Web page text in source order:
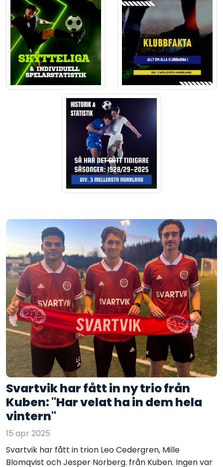
Svartvik har fått in ny trio från
Kuben: "Har velat ha in dem hela
vintern"
15 apr 2025
Svartvik har fått in trion Leo Cedergren, Mille
Blomqvist och Jesper Norberg. från Kuben. Ingen var